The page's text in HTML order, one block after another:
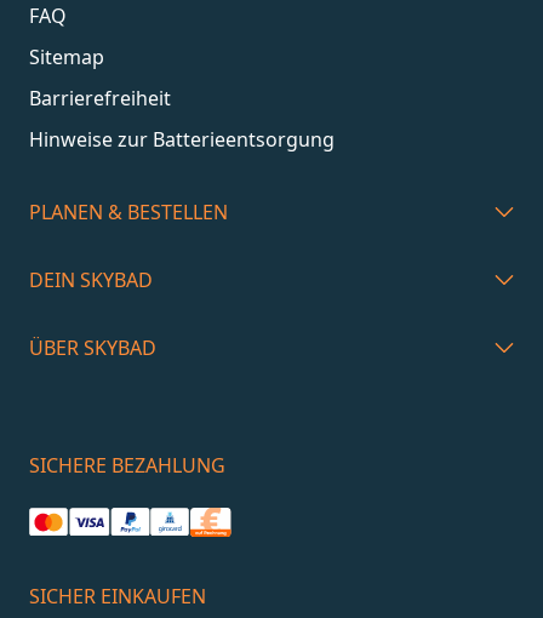
FAQ
Sitemap
Barrierefreiheit
Hinweise zur Batterieentsorgung
PLANEN & BESTELLEN
DEIN SKYBAD
ÜBER SKYBAD
SICHERE BEZAHLUNG
SICHER EINKAUFEN